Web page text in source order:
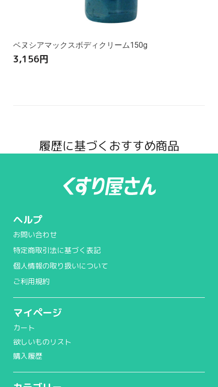
ベヌシアマックスボディクリーム150g
3,156円
履歴に基づくおすすめ商品
ヘルプ
お問い合わせ
特定商取引法に基づく表記
個人情報の取り扱いについて
ご利用規約
マイページ
カート
欲しいものリスト
購入履歴